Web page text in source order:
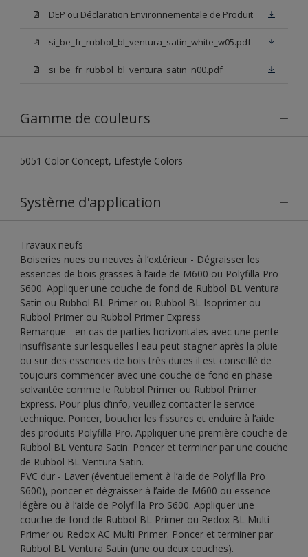
DEP ou Déclaration Environnementale de Produit
si_be_fr_rubbol_bl_ventura_satin_white_w05.pdf
si_be_fr_rubbol_bl_ventura_satin_n00.pdf
Gamme de couleurs
5051 Color Concept, Lifestyle Colors
Système d'application
Travaux neufs
Boiseries nues ou neuves à l’extérieur - Dégraisser les
essences de bois grasses à l’aide de M600 ou Polyfilla Pro
S600. Appliquer une couche de fond de Rubbol BL Ventura
Satin ou Rubbol BL Primer ou Rubbol BL Isoprimer ou
Rubbol Primer ou Rubbol Primer Express
Remarque - en cas de parties horizontales avec une pente
insuffisante sur lesquelles l'eau peut stagner après la pluie
ou sur des essences de bois très dures il est conseillé de
toujours commencer avec une couche de fond en phase
solvantée comme le Rubbol Primer ou Rubbol Primer
Express. Pour plus d’info, veuillez contacter le service
technique. Poncer, boucher les fissures et enduire à l’aide
des produits Polyfilla Pro. Appliquer une première couche de
Rubbol BL Ventura Satin. Poncer et terminer par une couche
de Rubbol BL Ventura Satin.
PVC dur - Laver (éventuellement à l’aide de Polyfilla Pro
S600), poncer et dégraisser à l’aide de M600 ou essence
légère ou à l’aide de Polyfilla Pro S600. Appliquer une
couche de fond de Rubbol BL Primer ou Redox BL Multi
Primer ou Redox AC Multi Primer. Poncer et terminer par
Rubbol BL Ventura Satin (une ou deux couches).